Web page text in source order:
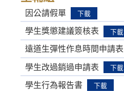
因公請假單 下載
學生獎懲建議簽核表 下載
遠道生彈性作息時間申請表
學生改過銷過申請表 下載
學生行為報告書 下載